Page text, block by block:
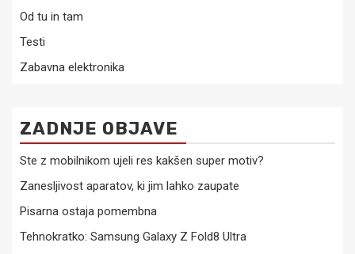
Od tu in tam
Testi
Zabavna elektronika
ZADNJE OBJAVE
Ste z mobilnikom ujeli res kakšen super motiv?
Zanesljivost aparatov, ki jim lahko zaupate
Pisarna ostaja pomembna
Tehnokratko: Samsung Galaxy Z Fold8 Ultra